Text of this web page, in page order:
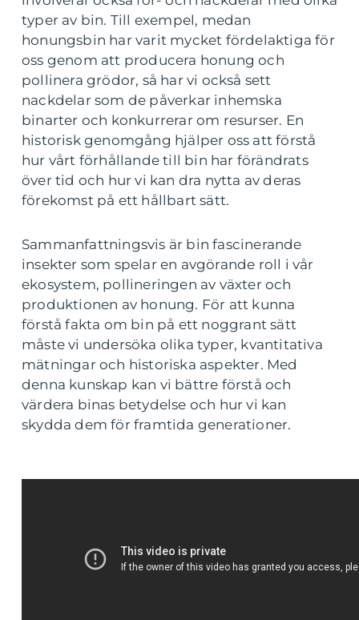
typer av bin. Till exempel, medan
honungsbin har varit mycket fördelaktiga för
oss genom att producera honung och
pollinera grödor, så har vi också sett
nackdelar som de påverkar inhemska
binarter och konkurrerar om resurser. En
historisk genomgång hjälper oss att förstå
hur vårt förhållande till bin har förändrats
över tid och hur vi kan dra nytta av deras
förekomst på ett hållbart sätt.
Sammanfattningsvis är bin fascinerande
insekter som spelar en avgörande roll i vår
ekosystem, pollineringen av växter och
produktionen av honung. För att kunna
förstå fakta om bin på ett noggrant sätt
måste vi undersöka olika typer, kvantitativa
mätningar och historiska aspekter. Med
denna kunskap kan vi bättre förstå och
värdera binas betydelse och hur vi kan
skydda dem för framtida generationer.